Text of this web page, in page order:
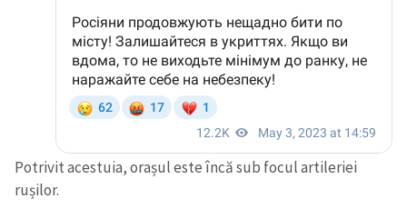
Potrivit acestuia, orașul este încă sub focul artileriei
rușilor.